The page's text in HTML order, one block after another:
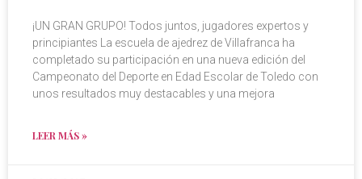
¡UN GRAN GRUPO! Todos juntos, jugadores expertos y
principiantes La escuela de ajedrez de Villafranca ha
completado su participación en una nueva edición del
Campeonato del Deporte en Edad Escolar de Toledo con
unos resultados muy destacables y una mejora
LEER MÁS »